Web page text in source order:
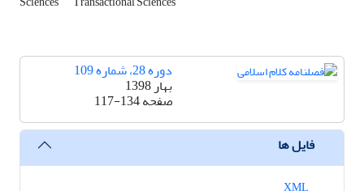
دوره 28، شماره 109
بهار 1398
صفحه117-134
فایل ها